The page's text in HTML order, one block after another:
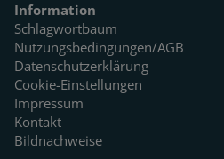
Information
Schlagwortbaum
Nutzungsbedingungen/AGB
Datenschutzerklärung
Cookie-Einstellungen
Impressum
Kontakt
Bildnachweise